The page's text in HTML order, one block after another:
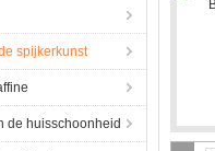
spijkerkunst
de huisschoonheid